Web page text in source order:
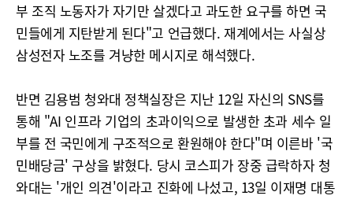
부 조직 노동자가 자기만 살겠다고 과도한 요구를 하면 국
민들에게 지탄받게 된다"고 언급했다. 재계에서는 사실상
삼성전자 노조를 겨냥한 메시지로 해석했다.
반면 김용범 청와대 정책실장은 지난 12일 자신의 SNS를
통해 "AI 인프라 기업의 초과이익으로 발생한 초과 세수 일
부를 전 국민에게 구조적으로 환원해야 한다"며 이른바 '국
민배당금' 구상을 밝혔다. 당시 코스피가 장중 급락하자 청
와대는 '개인 의견'이라고 진화에 나섰고, 13일 이재명 대통